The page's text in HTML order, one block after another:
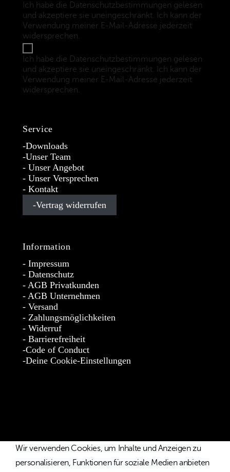
Ich habe die Datenschutzbestimmungen gelesen
und akzeptiere sie uneingeschränkt. Ich kann der
Verwendung meiner E-Mail-Adresse jederzeit
widersprechen.
Ich habe die Datenschutzbestimmungen gelesen
und akzeptiere sie uneingeschränkt. Ich kann der
Verwendung meiner E-Mail-Adresse jederzeit
widersprechen.
Service
Downloads
Unser Team
Unser Angebot
Unser Versprechen
Kontakt
Vertrag widerrufen
Information
Impressum
Datenschutz
AGB Privatkunden
AGB Unternehmen
Versand
Zahlungsmöglichkeiten
Widerruf
Barrierefreiheit
Code of Conduct
Deine Cookie-Einstellungen
Wir verwenden Cookies, um Inhalte und Anzeigen zu
personalisieren, Funktionen für soziale Medien anbieten